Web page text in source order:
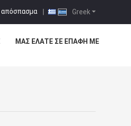
Greek
απόσπασμα |
ΜΑΣ ΕΛΆΤΕ ΣΕ ΕΠΑΦΉ ΜΕ